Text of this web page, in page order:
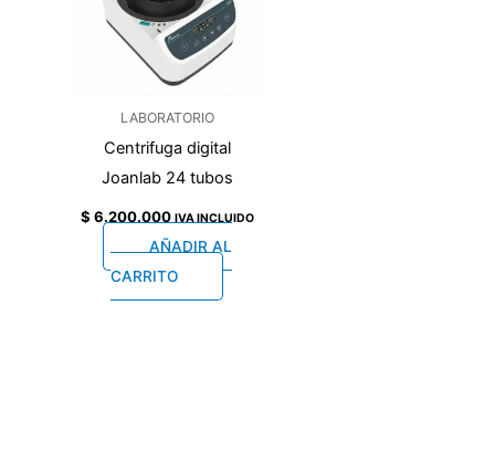
LABORATORIO
Centrifuga digital
Joanlab 24 tubos
$ 6.200.000 IVA INCLUIDO
AÑADIR AL
CARRITO